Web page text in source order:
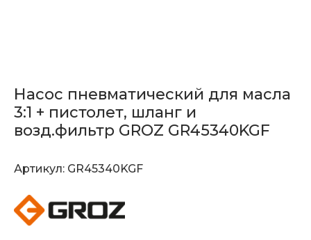
Насос пневматический для масла
3:1 + пистолет, шланг и
возд.фильтр GROZ GR45340KGF
Артикул: GR45340KGF